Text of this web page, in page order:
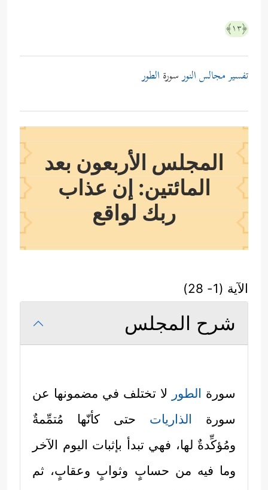
﴿١٣﴾
تفسير مجالس النورسورة الطور
المجلس الأربعون بعد
المائتين: إن عذاب
ربك لواقع
الآية (1- 28)
شرح المجلس
سورة الطور لا تختلف في مضمونها عن
سورة الذاريات حتى كأنّها مُتمِّمةٌ
ومُؤكِّدةٌ لها، فهي تبدأ بإثبات اليوم الآخر
وما فيه من حسابٍ وثوابٍ وعقابٍ، ثم